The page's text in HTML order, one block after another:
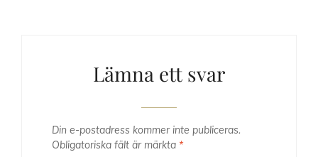
Lämna ett svar
Din e-postadress kommer inte publiceras.
Obligatoriska fält är märkta *